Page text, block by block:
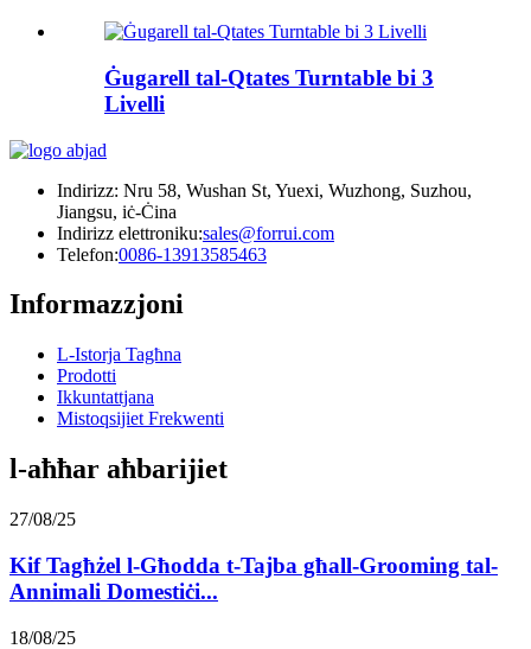
Ġugarell tal-Qtates Turntable bi 3
Livelli
Indirizz: Nru 58, Wushan St, Yuexi, Wuzhong, Suzhou,
Jiangsu, iċ-Ċina
Indirizz elettroniku:sales@forrui.com
Telefon:0086-13913585463
Informazzjoni
L-Istorja Tagħna
Prodotti
Ikkuntattjana
Mistoqsijiet Frekwenti
l-aħħar aħbarijiet
27/08/25
Kif Tagħżel l-Għodda t-Tajba għall-Grooming tal-
Annimali Domestiċi...
18/08/25